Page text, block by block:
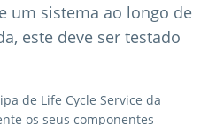
um sistema ao longo de
este deve ser testado
de Life Cycle Service da
os seus componentes